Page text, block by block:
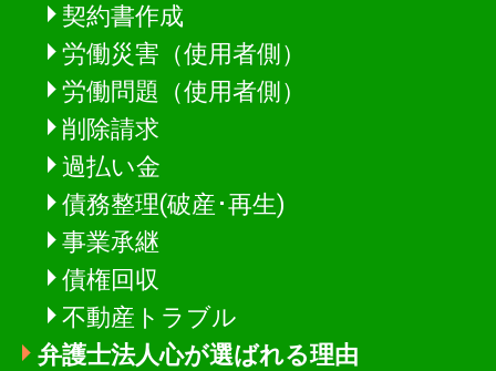
契約書作成
労働災害（使用者側）
労働問題（使用者側）
削除請求
過払い金
債務整理(破産･再生)
事業承継
債権回収
不動産トラブル
弁護士法人心が選ばれる理由